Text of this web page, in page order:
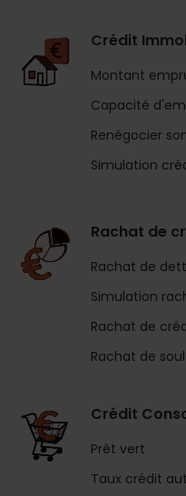
Crédit
Montant
Capacité
Renégocier
Simulation
Rachat de
Rachat de
Simulation
Rachat de
Rachat de
Crédit
Prêt vert
Taux crédit